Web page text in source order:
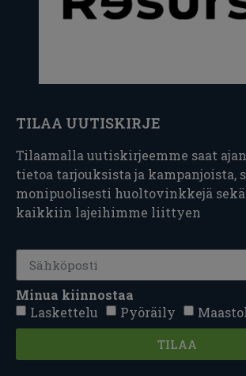
TILAA UUTISKIRJE
Tilaamalla uutiskirjeemme saat
tietoa tarjouksista ja kampanjoista,
monipuolisesti huoltovinkkejä
kaikkiin lajeihimme liittyen
Minua kiinnostaa
Laskettelu
Pyöräily
TILAA